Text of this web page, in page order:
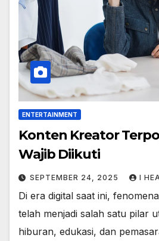
ENTERTAINMENT
Konten Kreator
Wajib Diikuti
SEPTEMBER 24, 2025 I
Di era digital saat ini,
telah menjadi salah satu pilar
hiburan, edukasi, dan